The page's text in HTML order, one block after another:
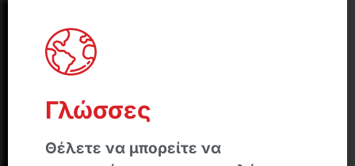
Γλώσσες
Θέλετε να μπορείτε να